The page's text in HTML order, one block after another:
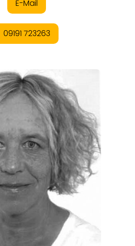
ORTE
REISEFÜHRER
REISEMAGAZINE
THEMEN
ANGEBOTE